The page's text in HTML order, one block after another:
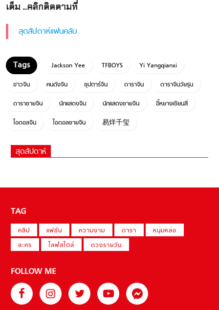
เต็ม ...คลิกติดตามที่
สุดสัปดาห์แฟนคลับ
Jackson Yee TFBOYS
Yi Yangqianxi
ข่าวจีน
คนดังจีน ซุปตาร์จีน ดาราจีน
ดาราจีนวัยรุ่น
ดาราชายจีน
นักแสดงจีน นักแสดงชายจีน
อี้หยางเชียนสี่
ไอดอลจีน
ไอดอลชายจีน 易烊千玺
สุดสัปดาห์
TAG
คลิป แฟชั่น ความงาม ดารา
หนุ่มหล่อ
ละคร
ไลฟ์สไตล์ ดวงรายวัน
FOLLOW ME